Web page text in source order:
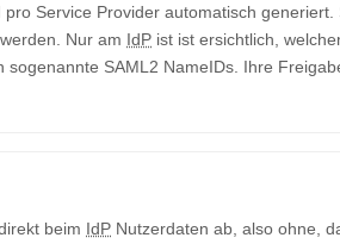
Service Provider automatisch
Nur am IdP ist ist ersichtlich,
SAML2 NameIDs. Ihre
beim IdP Nutzerdaten ab, also ohne,